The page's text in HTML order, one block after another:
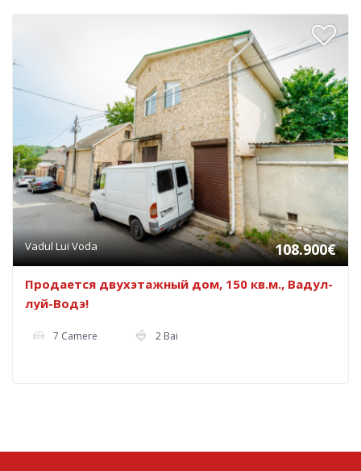
Vadul Lui Voda 108.900€
Продается двухэтажный дом, 150 кв.м., Вадул-
луй-Водэ!
7 Camere 2 Bai